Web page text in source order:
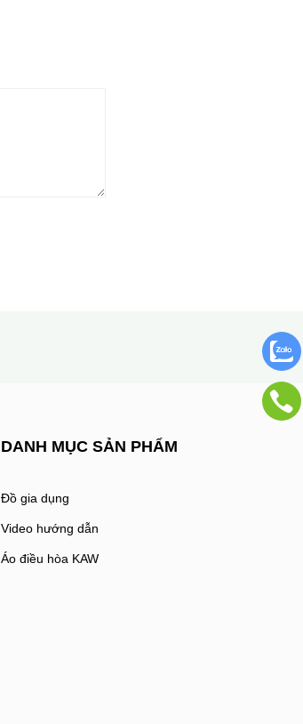
DANH MỤC SẢN PHẨM
Đồ gia dụng
Video hướng dẫn
Áo điều hòa KAW